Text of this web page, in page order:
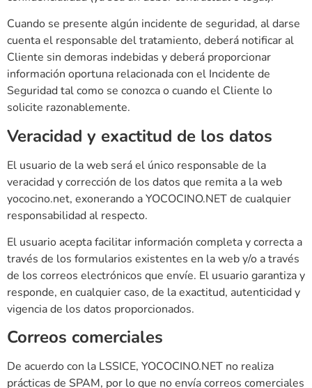
Cuando se presente algún incidente de seguridad, al darse
cuenta el responsable del tratamiento, deberá notificar al
Cliente sin demoras indebidas y deberá proporcionar
información oportuna relacionada con el Incidente de
Seguridad tal como se conozca o cuando el Cliente lo
solicite razonablemente.
Veracidad y exactitud de los datos
El usuario de la web será el único responsable de la
veracidad y corrección de los datos que remita a la web
yococino.net, exonerando a YOCOCINO.NET de cualquier
responsabilidad al respecto.
El usuario acepta facilitar información completa y correcta a
través de los formularios existentes en la web y/o a través
de los correos electrónicos que envíe. El usuario garantiza y
responde, en cualquier caso, de la exactitud, autenticidad y
vigencia de los datos proporcionados.
Correos comerciales
De acuerdo con la LSSICE, YOCOCINO.NET no realiza
prácticas de SPAM, por lo que no envía correos comerciales